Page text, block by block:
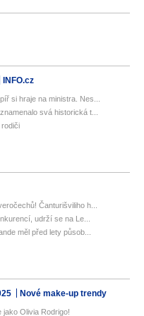
INFO.cz
si hraje na ministra. Nes...
svá historická t...
Čanturišviliho h...
udrží se na Le...
měl před lety působ...
Nové make-up trendy
Olivia Rodrigo!